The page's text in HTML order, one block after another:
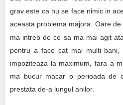
grav este ca nu se face nimic in
aceasta problema majora. Oare
ma intreb de ce sa ma mai agit
pentru a face cat mai multi
impoziteaza la maximum, fara a-
ma bucur macar o perioada de
prestata de-a lungul anilor.